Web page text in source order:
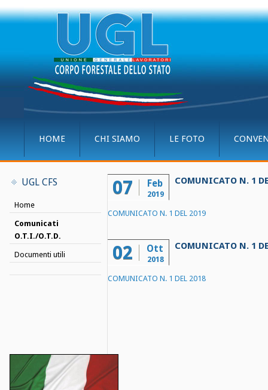
HOME CHI SIAMO LE FOTO
UGL CFS
Home
Comunicati
O.T.I./O.T.D.
Documenti utili
07 Feb
2019
COMUNICATO N. 1
COMUNICATO N. 1 DEL 2019
02 Ott
2018
COMUNICATO N. 1
COMUNICATO N. 1 DEL 2018